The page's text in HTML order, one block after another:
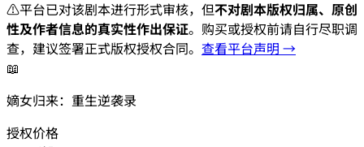
⚠️平台已对该剧本进行形式审核，但不对剧本版权归属、原创
性及作者信息的真实性作出保证。购买或授权前请自行尽职调
查，建议签署正式版权授权合同。 查看平台声明 →
📖
嫡女归来：重生逆袭录
授权价格